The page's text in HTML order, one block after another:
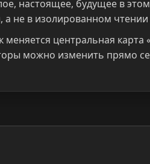
настоящее, будущее в
не в изолированном
меняется центральная
можно изменить прямо